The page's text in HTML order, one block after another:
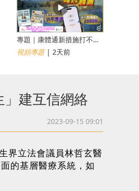
專題｜康體通新措施打不倒黃牛？室內運動場一場難求越炒越貴
視頻專題| 2天前
建互信網絡
2023-09-15 09:01
界立法會議員林哲玄醫
的基層醫療系統，如